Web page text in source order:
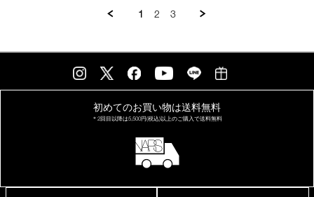
1 2 3
初めてのお買い物は送料無料
＊2回目以降は5,500円(税込)以上の ご購入で送料無料